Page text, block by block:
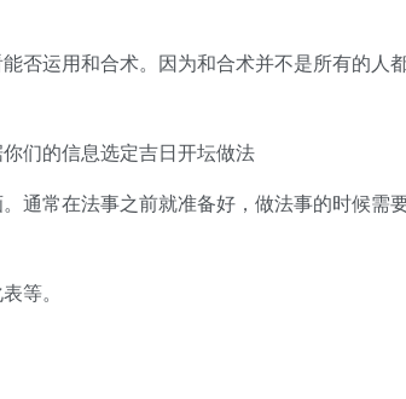
否运用和合术。因为和合术并不是所有的人
们的信息选定吉日开坛做法
通常在法事之前就准备好，做法事的时候需
等。